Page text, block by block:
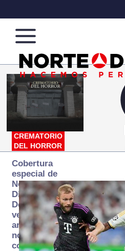
Norte
de
Ciudad
Más
que
noticias,
hacemos periodismo
CREMATORIO
DEL HORROR
Cobertura
especial de
Norte
Digital:
Donde la
verdad
arde… pero
no se
consume